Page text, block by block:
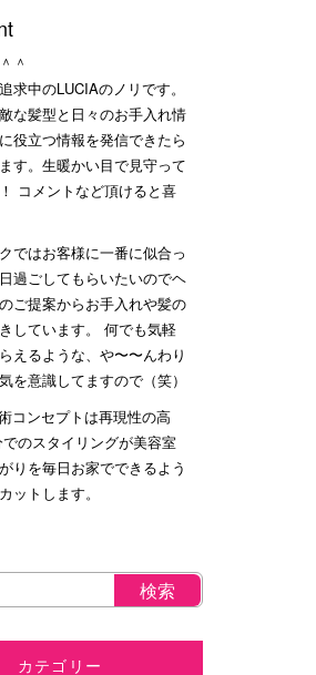
＾
求中のLUCIAのノリです。
な髪型と日々のお手入れ情
役立つ情報を発信できたら
す。生暖かい目で見守って
コメントなど頂けると喜
ではお客様に一番に似合っ
過ごしてもらいたいのでヘ
ご提案からお手入れや髪の
しています。 何でも気軽
えるような、や〜〜んわり
を意識してますので（笑）
コンセプトは再現性の高
のスタイリングが美容室
りを毎日お家でできるよう
ットします。
カテゴリー